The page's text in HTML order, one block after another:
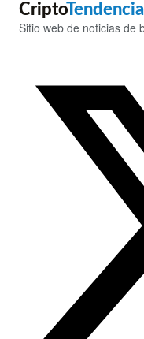
Cripto
Sitio web de noticias de